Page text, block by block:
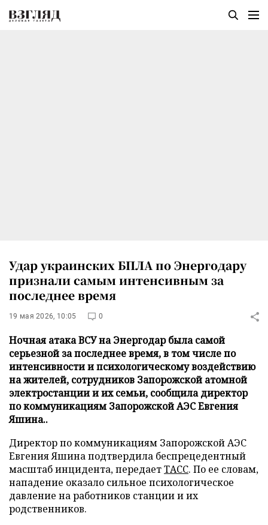
Удар украинских БПЛА по Энергодару
признали самым интенсивным за
последнее время
19 мая 2026, 10:05 0
Ночная атака ВСУ на Энергодар была самой
серьезной за последнее время, в том числе по
интенсивности и психологическому воздействию
на жителей, сотрудников Запорожской атомной
электростанции и их семьи, сообщила директор
по коммуникациям Запорожской АЭС Евгения
Яшина..
Директор по коммуникациям Запорожской АЭС
Евгения Яшина подтвердила беспрецедентный
масштаб инцидента, передаетТАСС. По ее словам,
нападение оказало сильное психологическое
давление на работников станции и их
родственников.